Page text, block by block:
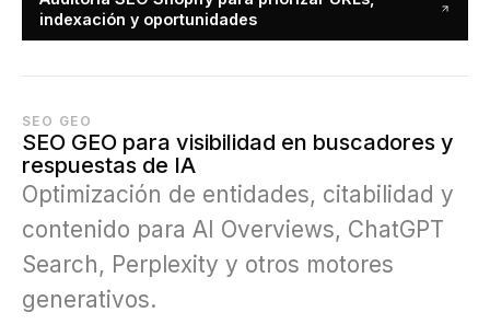
indexación y oportunidades
SEO GEO
SEO GEO para visibilidad en buscadores y
respuestas de IA
Optimización de entidades, citabilidad y
contenido para AI Overviews, ChatGPT
Search, Perplexity y otros motores
generativos.